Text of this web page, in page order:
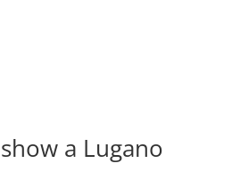
a Lugano